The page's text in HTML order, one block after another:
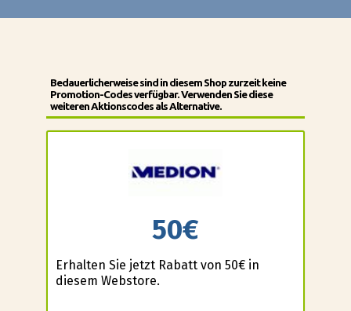
Bedauerlicherweise sind in diesem Shop zurzeit keine
Promotion-Codes verfügbar. Verwenden Sie diese
weiteren Aktionscodes als Alternative.
50€
Erhalten Sie jetzt Rabatt von 50€ in
diesem Webstore.